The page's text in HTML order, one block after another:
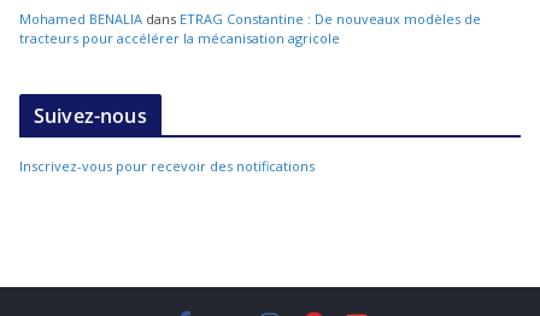
Mohamed BENALIA dans ETRAG Constantine : De nouveaux modèles de
tracteurs pour accélérer la mécanisation agricole
Suivez-nous
Inscrivez-vous pour recevoir des notifications